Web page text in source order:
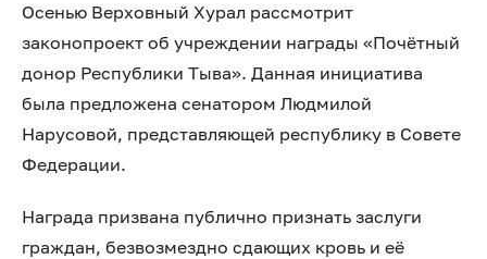
Осенью Верховный Хурал рассмотрит
законопроект об учреждении награды «Почётный
донор Республики Тыва». Данная инициатива
была предложена сенатором Людмилой
Нарусовой, представляющей республику в Совете
Федерации.
Награда призвана публично признать заслуги
граждан, безвозмездно сдающих кровь и её